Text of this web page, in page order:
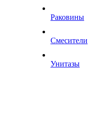
Раковины
Смесители
Унитазы